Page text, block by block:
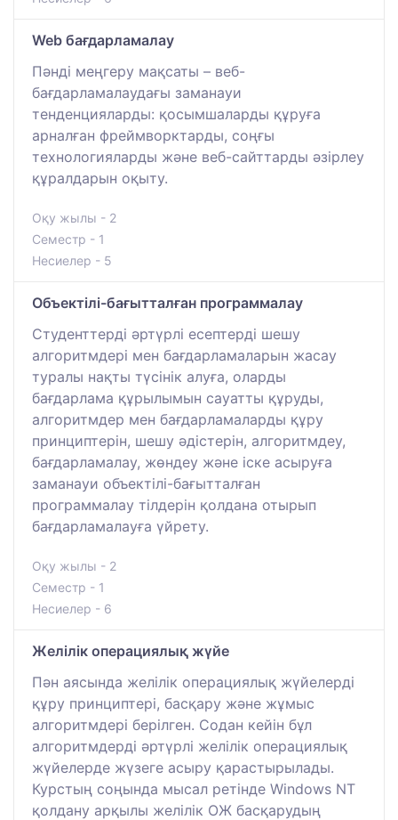
Web бағдарламалау
Пәнді меңгеру мақсаты – веб-
бағдарламалаудағы заманауи
тенденцияларды: қосымшаларды құруға
арналған фреймворктарды, соңғы
технологияларды және веб-сайттарды әзірлеу
құралдарын оқыту.
Оқу жылы - 2
Семестр - 1
Несиелер - 5
Объектілі-бағытталған программалау
Студенттерді әртүрлі есептерді шешу
алгоритмдері мен бағдарламаларын жасау
туралы нақты түсінік алуға, оларды
бағдарлама құрылымын сауатты құруды,
алгоритмдер мен бағдарламаларды құру
принциптерін, шешу әдістерін, алгоритмдеу,
бағдарламалау, жөндеу және іске асыруға
заманауи объектілі-бағытталған
программалау тілдерін қолдана отырып
бағдарламалауға үйрету.
Оқу жылы - 2
Семестр - 1
Несиелер - 6
Желілік операциялық жүйе
Пән аясында желілік операциялық жүйелерді
құру принциптері, басқару және жұмыс
алгоритмдері берілген. Содан кейін бұл
алгоритмдерді әртүрлі желілік операциялық
жүйелерде жүзеге асыру қарастырылады.
Курстың соңында мысал ретінде Windows NT
қолдану арқылы желілік ОЖ басқарудың